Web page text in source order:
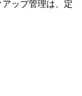
ップ管理は、定